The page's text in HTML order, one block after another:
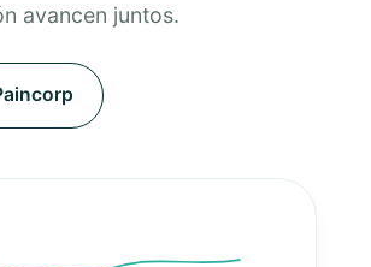
avancen juntos.